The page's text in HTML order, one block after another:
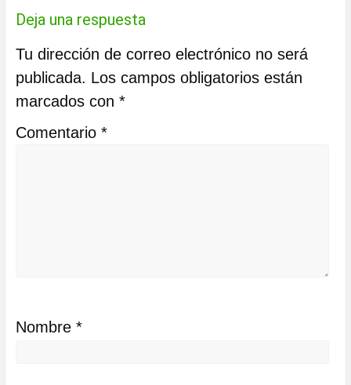
Deja una respuesta
Tu dirección de correo electrónico no será
publicada. Los campos obligatorios están
marcados con *
Comentario *
Nombre *